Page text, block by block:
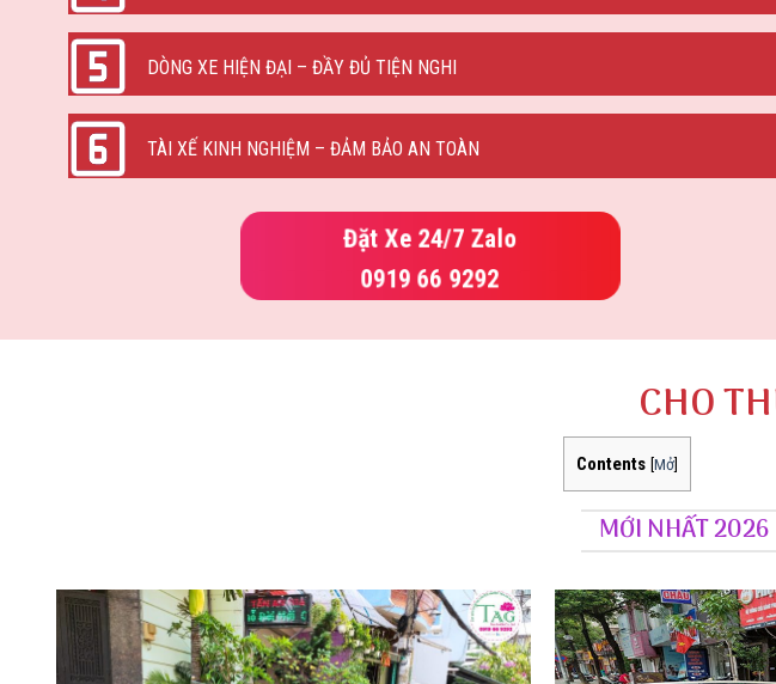
DÒNG XE HIỆN ĐẠI – ĐẦY ĐỦ TIỆN NGHI
TÀI XẾ KINH NGHIỆM – ĐẢM BẢO AN TOÀN
Đặt Xe 24/7 Zalo
0919 66 9292
CHO
Contents [Mở]
MỚI NHẤT 2026